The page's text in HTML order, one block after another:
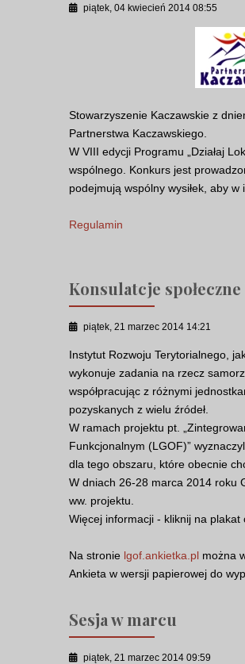
piątek, 04 kwiecień 2014 08:55
Stowarzyszenie Kaczawskie z
Partnerstwa Kaczawskiego.
W VIII edycji Programu „Działaj
wspólnego. Konkurs jest
podejmują wspólny wysiłek, aby w
Regulamin
Konsulatcje społeczne
piątek, 21 marzec 2014 14:21
Instytut Rozwoju Terytorialnego,
wykonuje zadania na rzecz
współpracując z różnymi
pozyskanych z wielu źródeł.
W ramach projektu pt.
Funkcjonalnym (LGOF)”
dla tego obszaru, które obecnie
W dniach 26-28 marca 2014 roku
ww. projektu.
Więcej informacji - kliknij na plakat
Na stronie lgof.ankietka.pl można
Ankieta w wersji papierowej do
Sesja w marcu
piątek, 21 marzec 2014 09:59